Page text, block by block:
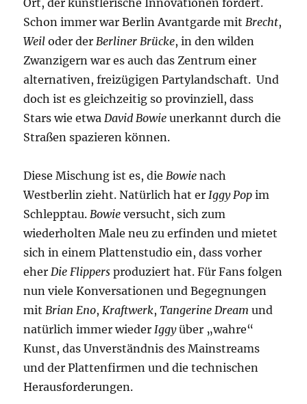
Ort, der künstlerische Innovationen fördert.
Schon immer war Berlin Avantgarde mitBrecht,
Weil oder derBerliner Brücke, in den wilden
Zwanzigern war es auch das Zentrum einer
alternativen, freizügigen Partylandschaft. Und
doch ist es gleichzeitig so provinziell, dass
Stars wie etwaDavid Bowie unerkannt durch die
Straßen spazieren können.
Diese Mischung ist es, dieBowie nach
Westberlin zieht. Natürlich hat erIggy Pop im
Schlepptau.Bowie versucht, sich zum
wiederholten Male neu zu erfinden und mietet
sich in einem Plattenstudio ein, dass vorher
eherDie Flippers produziert hat. Für Fans folgen
nun viele Konversationen und Begegnungen
mitBrian Eno,Kraftwerk,Tangerine Dream und
natürlich immer wiederIggyüber „wahre“
Kunst, das Unverständnis des Mainstreams
und der Plattenfirmen und die technischen
Herausforderungen.